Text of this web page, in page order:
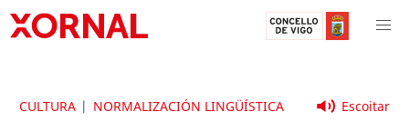
Escoitar
CULTURA NORMALIZACIÓN LINGÜÍSTICA